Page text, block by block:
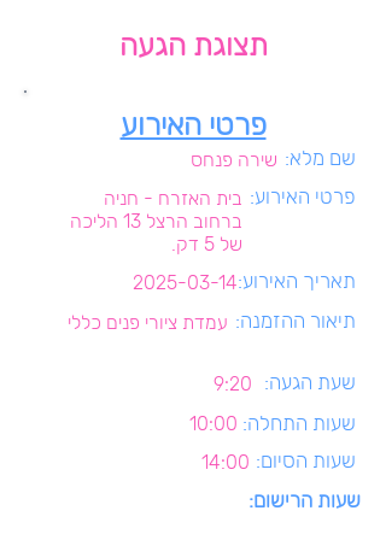
תצוגת הגעה
פרטי האירוע
שירה פנחס שם מלא:
בית האזרח - חניה
ברחוב הרצל 13 הליכה
של 5 דק.
פרטי האירוע:
2025-03-14תאריך האירוע:
עמדת ציורי פנים כללי תיאור ההזמנה:
9:20 שעת הגעה:
10:00 שעות התחלה:
14:00 שעות הסיום:
שעות הרישום: